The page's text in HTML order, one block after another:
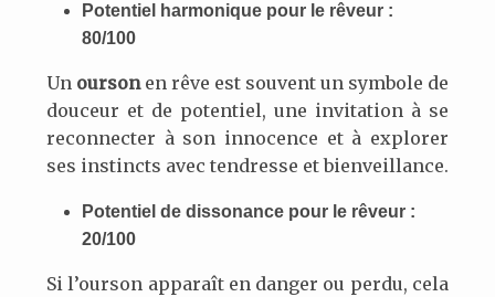
Potentiel harmonique pour le rêveur :
80/100
Un oursonen rêve est souvent un symbole de
douceur et de potentiel, une invitation à se
reconnecter à son innocence et à explorer
ses instincts avec tendresse et bienveillance.
Potentiel de dissonance pour le rêveur :
20/100
Si l’ourson apparaît en danger ou perdu, cela